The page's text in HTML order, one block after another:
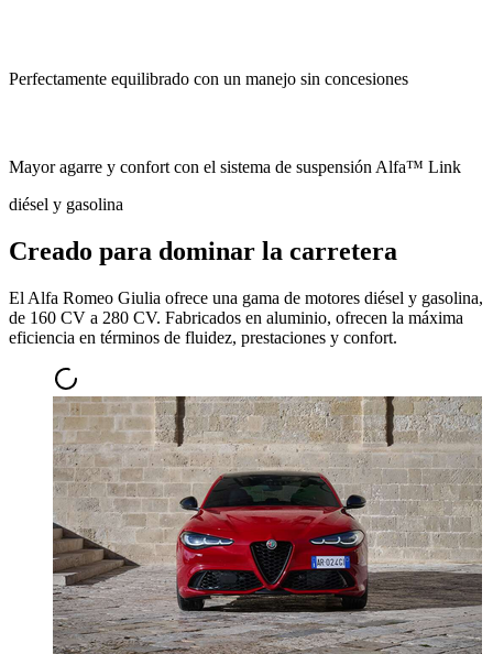
Perfectamente equilibrado con un manejo sin concesiones
Mayor agarre y confort con el sistema de suspensión Alfa™ Link
diésel y gasolina
Creado para dominar la carretera
El Alfa Romeo Giulia ofrece una gama de motores diésel y gasolina,
de 160 CV a 280 CV. Fabricados en aluminio, ofrecen la máxima
eficiencia en términos de fluidez, prestaciones y confort.